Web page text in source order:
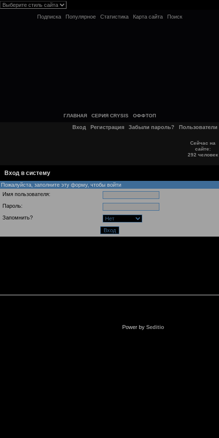
Подписка Популярное Статистика Карта сайта Поиск
ГЛАВНАЯ СЕРИЯ CRYSIS ОФФТОП
Вход Регистрация Забыли пароль? Пользователи
Сейчас на
сайте:
292 человек
Вход в систему
Пожалуйста, заполните эту форму, чтобы войти
Имя пользователя:
Пароль:
Запомнить?
Power by Seditio